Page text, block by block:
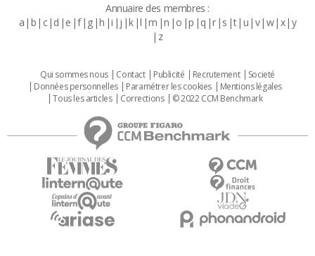
Annuaire des membres :
a b c d e f g h i j k l m n o p q r s t u v w x y
z
Qui sommes nous Contact Publicité Recrutement
Societé
Données personnelles
Paramétrer les cookies
Mentions légales
Tous les articles
Corrections © 2022 CCM Benchmark